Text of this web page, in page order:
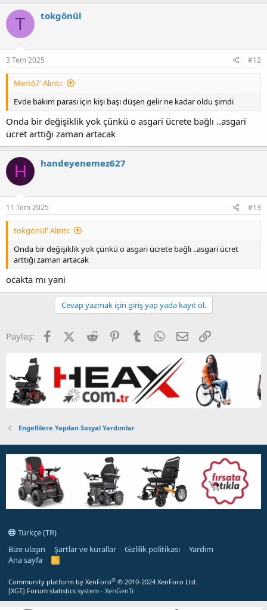
T tokgönül
3 Tem 2025 #12
Mert67' Alıntı:
Evde bakım parası için kişi başı düşen gelir ne kadar oldu şimdi
Onda bir değişiklik yok çünkü o asgari ücrete bağlı ..asgari
ücret arttığı zaman artacak
H handeyenemez627
11 Tem 2025 #13
tokgönül' Alıntı:
Onda bir değişiklik yok çünkü o asgari ücrete bağlı ..asgari ücret
arttığı zaman artacak
ocakta mı yani
Cevap yazmak için giriş yap yada kayıt ol.
Paylaş: FacebookX (Twitter)
Reddit PinterestTumblr WhatsApp
E-posta
Engellilere Yapılan Sosyal Yardımlar
Türkçe (TR)
Bize ulaşın
Şartlar ve kurallar Gizlilik politikası
Yardım
Ana sayfa
R
Community platform by XenForo® © 2010-2024 XenForo Ltd.
[XGT] Forum statistics system - XenGenTr